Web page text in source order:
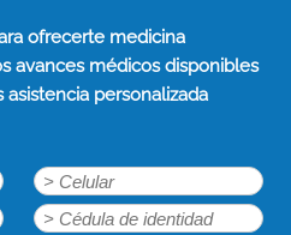
ofrecerte medicina
avances médicos disponibles
personalizada